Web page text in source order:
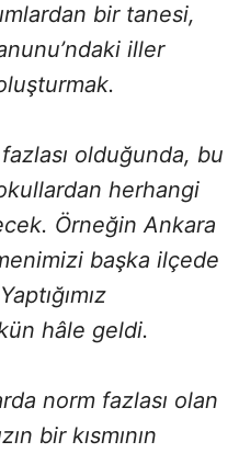
bir tanesi,
iller
olduğunda, bu
herhangi
Örneğin Ankara
başka ilçede
hâle geldi.
norm fazlası olan
bir kısmının